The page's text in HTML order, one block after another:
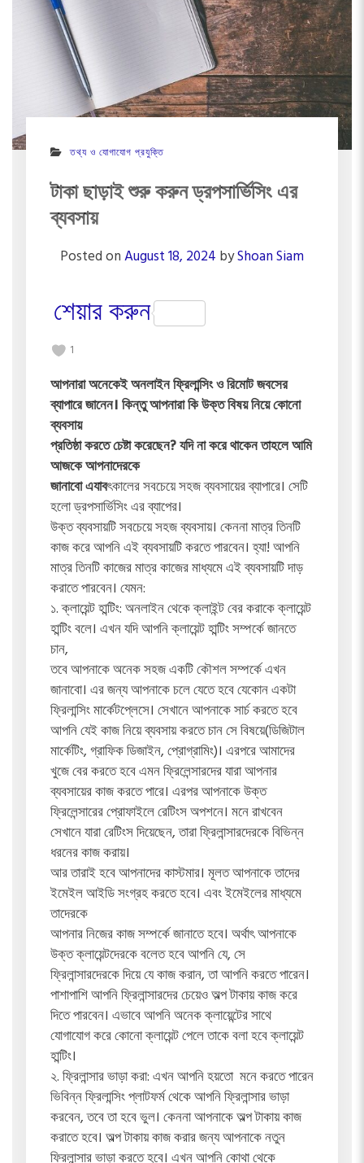
তথ্য ও যোগাযোগ প্রযুক্তি
টাকা ছাড়াই শুরু করুন ড্রপসার্ভিসিং এর
ব্যবসায়
Posted onAugust 18, 2024 byShoan Siam
শেয়ার করুন
1
আপনারা অনেকেই অনলাইন ফ্রিলান্সিং ও রিমোট জবসের
ব্যাপারে জানেন। কিন্তু আপনারা কি উক্ত বিষয় নিয়ে কোনো
ব্যবসায়
প্রতিষ্ঠা করতে চেষ্টা করেছেন? যদি না করে থাকেন তাহলে আমি
আজকে আপনাদেরকে
জানাবো এযাবৎকালের সবচেয়ে সহজ ব্যবসায়ের ব্যাপারে। সেটি
হলো ড্রপসার্ভিসিং এর ব্যাপের।
উক্ত ব্যবসায়টি সবচেয়ে সহজ ব্যবসায়। কেননা মাত্র তিনটি
কাজ করে আপনি এই ব্যবসায়টি করতে পারবেন। হ্যা! আপনি
মাত্র তিনটি কাজের মাত্র কাজের মাধ্যমে এই ব্যবসায়টি দাড়
করাতে পারবেন। যেমন:
১. ক্লায়েন্ট হান্টিং: অনলাইন থেকে ক্লাইন্ট বের করাকে ক্লায়েন্ট
হান্টিং বলে। এখন যদি আপনি ক্লায়েন্ট হান্টিং সম্পর্কে জানতে
চান,
তবে আপনাকে অনেক সহজ একটি কৌশল সম্পর্কে এখন
জানাবো। এর জন্য আপনাকে চলে যেতে হবে যেকোন একটা
ফ্রিলান্সিং মার্কেটপ্লেসে। সেখানে আপনাকে সার্চ করতে হবে
আপনি যেই কাজ নিয়ে ব্যবসায় করতে চান সে বিষয়ে(ডিজিটাল
মার্কেটিং, গ্রাফিক ডিজাইন, প্রোগ্রামিং)। এরপরে আমাদের
খুজে বের করতে হবে এমন ফ্রিলেন্সারদের যারা আপনার
ব্যবসায়ের কাজ করতে পারে। এরপর আপনাকে উক্ত
ফ্রিলেন্সারের প্রোফাইলে রেটিংস অপশনে। মনে রাখবেন
সেখানে যারা রেটিংস দিয়েছেন, তারা ফ্রিলান্সারদেরকে বিভিন্ন
ধরনের কাজ করায়।
আর তারাই হবে আপনাদের কাস্টমার। মূলত আপনাকে তাদের
ইমেইল আইডি সংগ্রহ করতে হবে। এবং ইমেইলের মাধ্যমে
তাদেরকে
আপনার নিজের কাজ সম্পর্কে জানাতে হবে। অর্থাৎ আপনাকে
উক্ত ক্লায়েন্টদেরকে বলেত হবে আপনি যে, সে
ফ্রিলান্সারদেরকে দিয়ে যে কাজ করান, তা আপনি করতে পারেন।
পাশাপাশি আপনি ফ্রিলান্সারদের চেয়েও অল্প টাকায় কাজ করে
দিতে পারবেন। এভাবে আপনি অনেক ক্লায়েন্টের সাথে
যোগাযোগ করে কোনো ক্লায়েন্ট পেলে তাকে বলা হবে ক্লায়েন্ট
হান্টিং।
২. ফ্রিলান্সার ভাড়া করা: এখন আপনি হয়তো মনে করতে পারেন
ভিবিন্ন ফ্রিলান্সিং প্লাটফর্ম থেকে আপনি ফ্রিলান্সার ভাড়া
করবেন, তবে তা হবে ভুল। কেননা আপনাকে অল্প টাকায় কাজ
করাতে হবে। অল্প টাকায় কাজ করার জন্য আপনাকে নতুন
ফ্রিলান্সার ভাড়া করতে হবে। এখন আপনি কোথা থেকে